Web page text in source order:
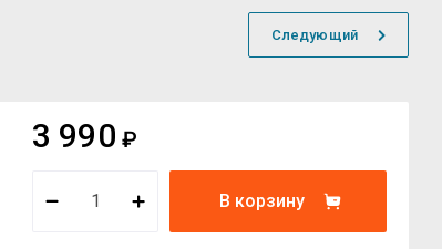
Следующий
3 990 ₽
В корзину